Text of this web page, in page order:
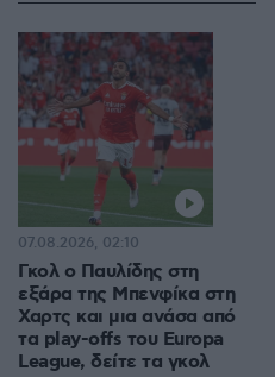
Γκολ ο Παυλίδης στη
εξάρα της Μπενφίκα στη
Χαρτς και μια ανάσα από
τα play-offs του Europa
League, δείτε τα γκολ
07.08.2026, 02:10